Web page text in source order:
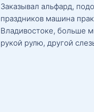
Заказывал альфард,
праздников машина
Владивостоке, больше
рукой рулю, другой